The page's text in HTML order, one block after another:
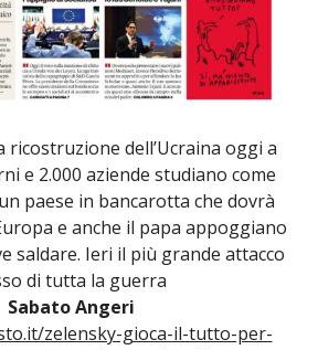
ricostruzione dell’Ucraina oggi a
e 2.000 aziende studiano come
paese in bancarotta che dovrà
e anche il papa appoggiano
saldare. Ieri il più grande attacco
di tutta la guerra
Sabato Angeri
zelensky-gioca-il-tutto-per-